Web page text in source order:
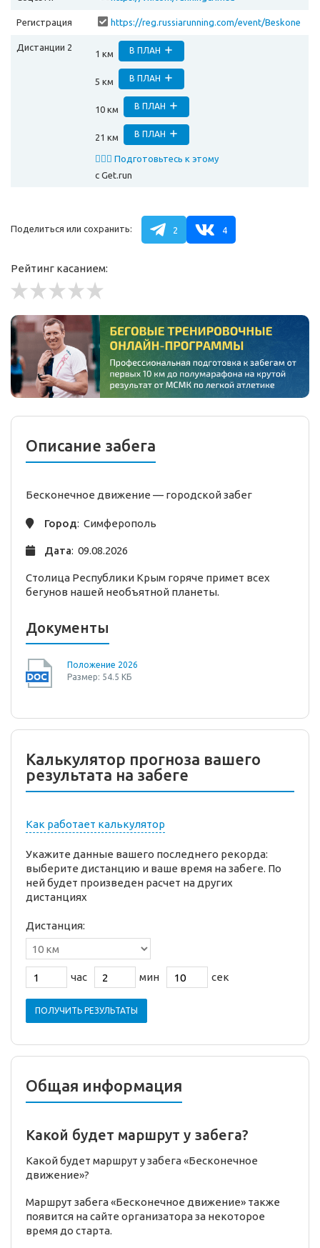
Регистрация
https://reg.russiarunning.com/event/Beskone
Дистанции 2
1 км В ПЛАН
5 км В ПЛАН
10 км В ПЛАН
21 км В ПЛАН
🏃🏻‍♂️ Подготовьтесь к этому
забегу
с Get.run
Поделиться или сохранить: 2 4
Рейтинг касанием:
Описание забега
Бесконечное движение — городскойзабег
Город: Симферополь
Дата: 09.08.2026
Столица Республики Крым горяче примет всех
бегунов нашей необъятной планеты.
Документы
Положение 2026
Размер: 54.5 КБ
Калькулятор прогноза вашего
результата на забеге
Как работает калькулятор
Укажите данные вашего последнего рекорда:
выберите дистанцию и ваше время на забеге. По
ней будет произведен расчет на других
дистанциях
Дистанция:
час мин сек
ПОЛУЧИТЬ РЕЗУЛЬТАТЫ
Общая информация
Какой будет маршрут у забега?
Какой будет маршрут у забега «Бесконечное
движение»?
Маршрут забега «Бесконечное движение» также
появится на сайте организатора за некоторое
время до старта.